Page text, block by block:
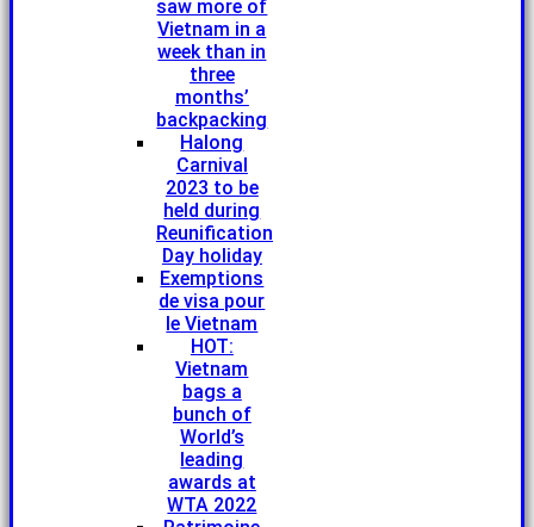
saw more of
Vietnam in a
week than in
three
months’
backpacking
Halong
Carnival
2023 to be
held during
Reunification
Day holiday
Exemptions
de visa pour
le Vietnam
HOT:
Vietnam
bags a
bunch of
World’s
leading
awards at
WTA 2022